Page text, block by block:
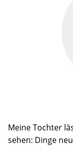
Meine Tochter
sehen: Dinge